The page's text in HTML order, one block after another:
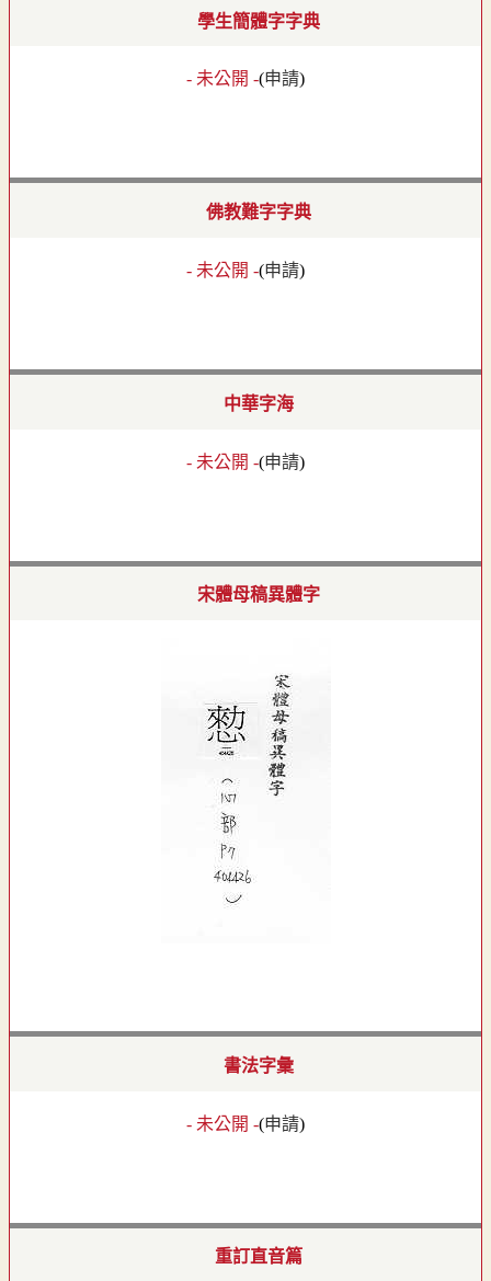
學生簡體字字典
- 未公開 -(申請)
佛教難字字典
- 未公開 -(申請)
中華字海
- 未公開 -(申請)
宋體母稿異體字
書法字彙
- 未公開 -(申請)
重訂直音篇